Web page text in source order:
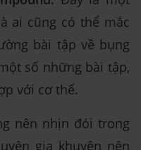
ai cũng có thể mắc
bài tập về bụng
số những bài tập,
với cơ thể.
nên nhịn đói trong
gia khuyên nên